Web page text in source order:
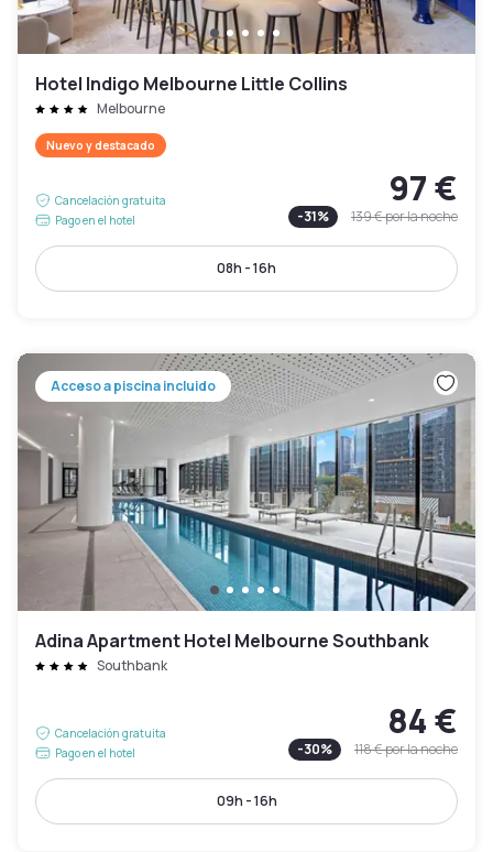
Hotel Indigo Melbourne Little Collins
Melbourne
Nuevo y destacado
Cancelación gratuita
Pago en el hotel
97 €
-31% 139 €por la noche
08h - 16h
Acceso a piscina incluido
Adina Apartment Hotel Melbourne Southbank
Southbank
Cancelación gratuita
Pago en el hotel
84 €
-30% 118 €por la noche
09h - 16h